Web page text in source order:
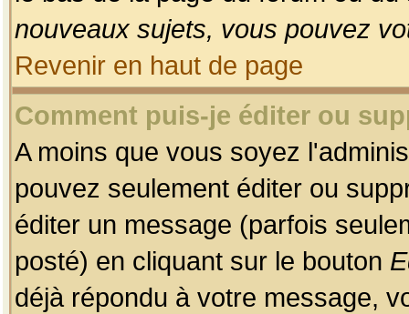
nouveaux sujets, vous pouvez
Revenir en haut de page
Comment puis-je éditer ou
A moins que vous soyez
pouvez seulement éditer ou
éditer un message (parfois
posté) en cliquant sur le bouton
déjà répondu à votre message,